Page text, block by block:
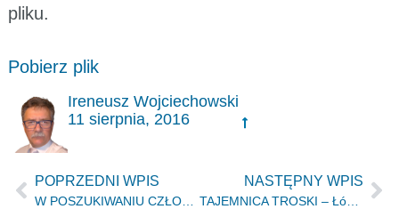
pliku.
Pobierz plik
Ireneusz Wojciechowski
11 sierpnia, 2016
POPRZEDNI WPIS
W POSZUKIWANIU CZŁOWIEKA ŚWIATŁOŚCI – Łódź 09.07.2016
NASTĘPNY WPIS
TAJEMNICA TROSKI – Łódź, 29.07.2016r.